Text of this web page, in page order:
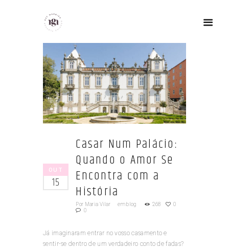
OUT
15
Casar Num Palácio:
Quando o Amor Se
Encontra com a
História
Por Maria Vilar emblog 268
0
0
Já imaginaram entrar no vosso casamento e
sentir-se dentro de um verdadeiro conto de fadas?